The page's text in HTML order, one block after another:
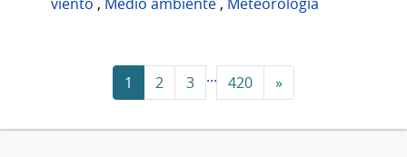
1 2 3 ... 420 »